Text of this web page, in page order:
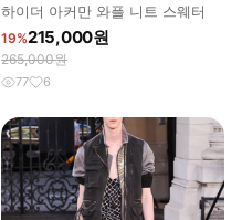
하이더 아커만 와플 니트 스웨터
19%215,000원
265,000원
77 6